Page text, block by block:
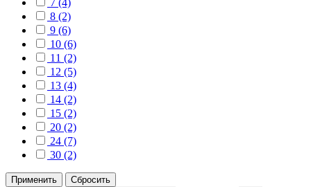
8 (2)
9 (6)
10 (6)
11 (2)
12 (5)
13 (4)
14 (2)
15 (2)
20 (2)
24 (7)
30 (2)
Применить Сбросить